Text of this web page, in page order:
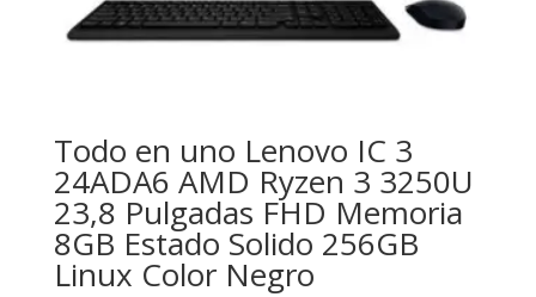
Todo en uno Lenovo IC 3
24ADA6 AMD Ryzen 3 3250U
23,8 Pulgadas FHD Memoria
8GB Estado Solido 256GB
Linux Color Negro